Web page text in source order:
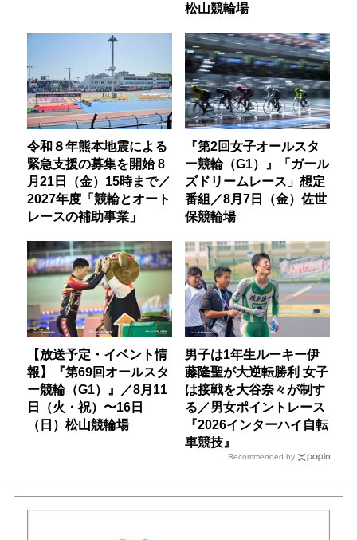
松山競輪場
令和８年熊本地震による
緊急支援の募集を開始 8
月21日（金）15時まで／
2027年度「競輪とオート
レースの補助事業」
『第2回女子オールスタ
ー競輪（G1）』「ガール
ズドリームレース」想定
番組／8月7日（金）佐世
保競輪場
【放送予定・イベント情
報】『第69回オールスタ
ー競輪（G1）』／8月11
日（火・祝）〜16日
（日）松山競輪場
男子は1年生ルーキー伊
藤隆聖が大逆転勝利 女子
は接戦を大谷奈々が制す
る／男女ポイントレース
『2026インターハイ自転
車競技』
Recommended by